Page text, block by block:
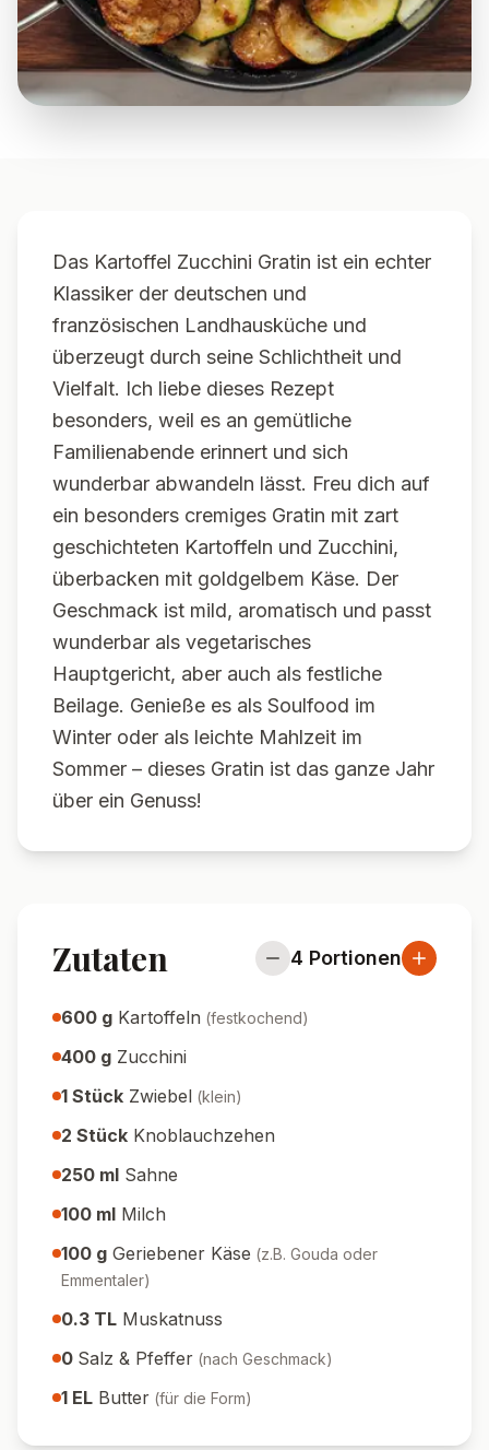
Das Kartoffel Zucchini Gratin ist ein echter
Klassiker der deutschen und
französischen Landhausküche und
überzeugt durch seine Schlichtheit und
Vielfalt. Ich liebe dieses Rezept
besonders, weil es an gemütliche
Familienabende erinnert und sich
wunderbar abwandeln lässt. Freu dich auf
ein besonders cremiges Gratin mit zart
geschichteten Kartoffeln und Zucchini,
überbacken mit goldgelbem Käse. Der
Geschmack ist mild, aromatisch und passt
wunderbar als vegetarisches
Hauptgericht, aber auch als festliche
Beilage. Genieße es als Soulfood im
Winter oder als leichte Mahlzeit im
Sommer – dieses Gratin ist das ganze Jahr
über ein Genuss!
Zutaten 4 Portionen
600 g Kartoffeln (festkochend)
400 g Zucchini
1 Stück Zwiebel (klein)
2 Stück Knoblauchzehen
250 ml Sahne
100 ml Milch
100 g Geriebener Käse (z.B. Gouda oder
Emmentaler)
0.3 TL Muskatnuss
0 Salz & Pfeffer (nach Geschmack)
1 EL Butter (für die Form)